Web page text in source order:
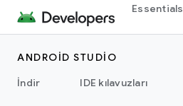
Essentials
ANDROID STUDIO
İndir
IDE kılavuzları